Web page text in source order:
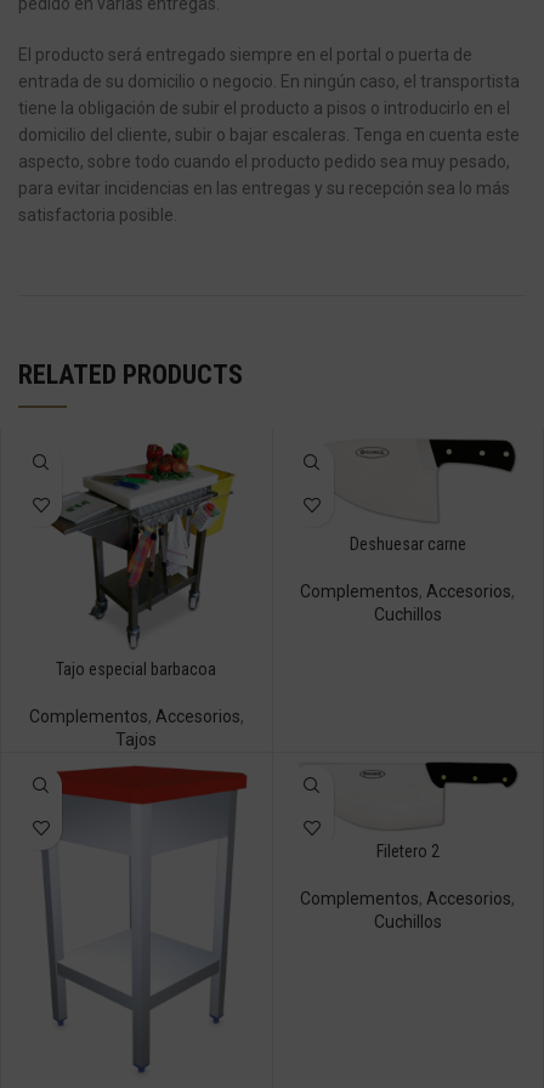
El producto será entregado siempre en el portal o puerta de
entrada de su domicilio o negocio. En ningún caso, el transportista
tiene la obligación de subir el producto a pisos o introducirlo en el
domicilio del cliente, subir o bajar escaleras. Tenga en cuenta este
aspecto, sobre todo cuando el producto pedido sea muy pesado,
para evitar incidencias en las entregas y su recepción sea lo más
satisfactoria posible.
RELATED PRODUCTS
Tajo especial barbacoa
Complementos, Accesorios,
Tajos
Deshuesar carne
Complementos, Accesorios,
Cuchillos
Filetero 2
Complementos, Accesorios,
Cuchillos